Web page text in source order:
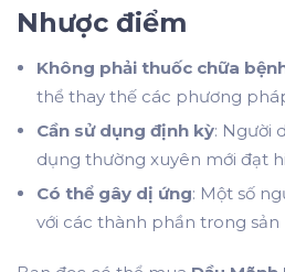
Nhược điểm
Không phải thuốc chữa
thể thay thế các phương
Cần sử dụng định kỳ: Người
dụng thường xuyên mới đạt
Có thể gây dị ứng: Một số
với các thành phần trong sản